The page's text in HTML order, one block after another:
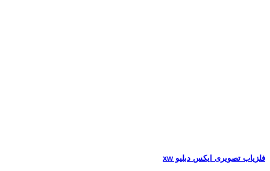
فلزیاب تصویری ایکس دبلیو xw